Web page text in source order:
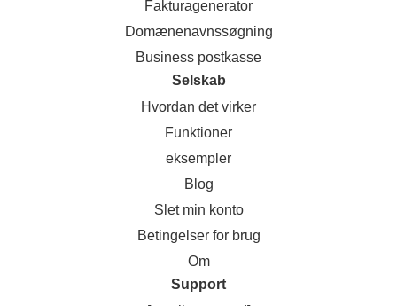
Fakturagenerator
Domænenavnssøgning
Business postkasse
Selskab
Hvordan det virker
Funktioner
eksempler
Blog
Slet min konto
Betingelser for brug
Om
Support